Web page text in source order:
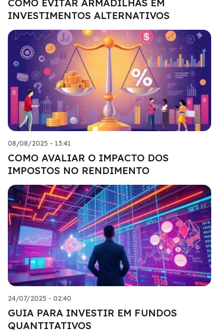
COMO EVITAR ARMADILHAS EM
INVESTIMENTOS ALTERNATIVOS
08/08/2025 - 13:41
COMO AVALIAR O IMPACTO DOS
IMPOSTOS NO RENDIMENTO
24/07/2025 - 02:40
GUIA PARA INVESTIR EM FUNDOS
QUANTITATIVOS